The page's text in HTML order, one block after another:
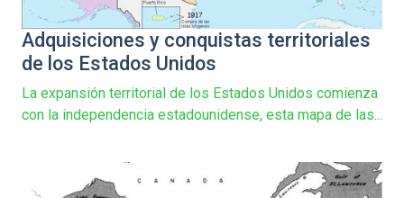
Adquisiciones y conquistas territoriales
de los Estados Unidos
La expansión territorial de los Estados Unidos comienza
con la independencia estadounidense, esta mapa de las...